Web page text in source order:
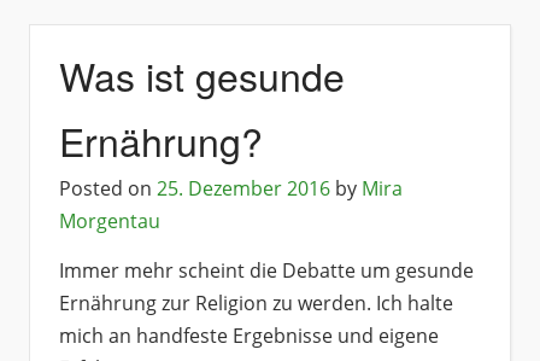
Was ist gesunde
Ernährung?
Posted on 25. Dezember 2016 by Mira
Morgentau
Immer mehr scheint die Debatte um gesunde
Ernährung zur Religion zu werden. Ich halte
mich an handfeste Ergebnisse und eigene